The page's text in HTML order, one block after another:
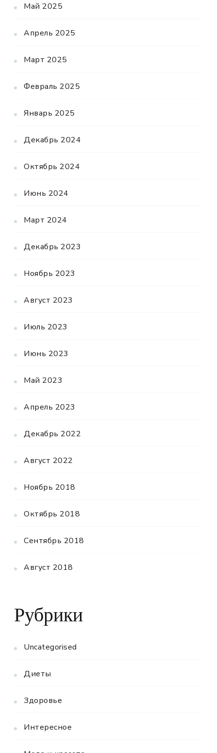
Май 2025
Апрель 2025
Март 2025
Февраль 2025
Январь 2025
Декабрь 2024
Октябрь 2024
Июнь 2024
Март 2024
Декабрь 2023
Ноябрь 2023
Август 2023
Июль 2023
Июнь 2023
Май 2023
Апрель 2023
Декабрь 2022
Август 2022
Ноябрь 2018
Октябрь 2018
Сентябрь 2018
Август 2018
Рубрики
Uncategorised
Диеты
Здоровье
Интересное